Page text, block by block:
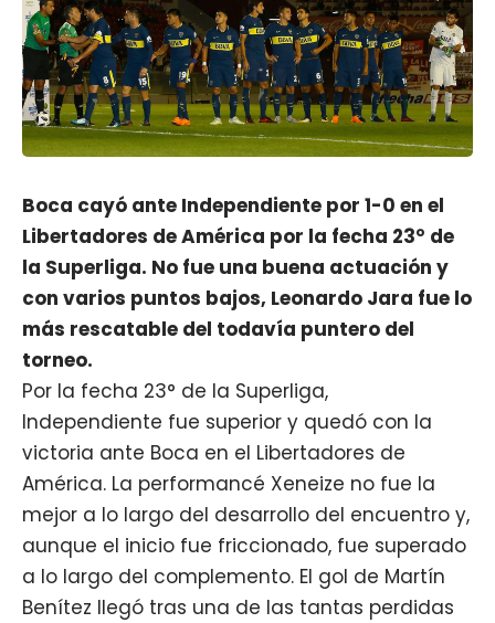
Boca cayó ante Independiente por 1-0 en el
Libertadores de América por la fecha 23° de
la Superliga. No fue una buena actuación y
con varios puntos bajos, Leonardo Jara fue lo
más rescatable del todavía puntero del
torneo.
Por la fecha 23° de la Superliga,
Independiente fue superior y quedó con la
victoria ante Boca en el Libertadores de
América. La performancé Xeneize no fue la
mejor a lo largo del desarrollo del encuentro y,
aunque el inicio fue friccionado, fue superado
a lo largo del complemento. El gol de Martín
Benítez llegó tras una de las tantas perdidas